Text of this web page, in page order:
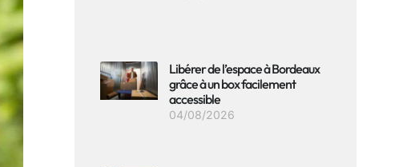
Libérer de l’espace à Bordeaux
grâce à un box facilement
accessible
04/08/2026